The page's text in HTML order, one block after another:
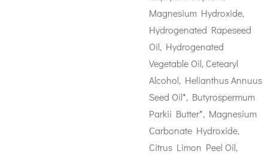
Magnesium Hydroxide,
Hydrogenated Rapeseed
Oil, Hydrogenated
Vegetable Oil, Cetearyl
Alcohol, Helianthus Annuus
Seed Oil*, Butyrospermum
Parkii Butter*, Magnesium
Carbonate Hydroxide,
Citrus Limon Peel Oil,